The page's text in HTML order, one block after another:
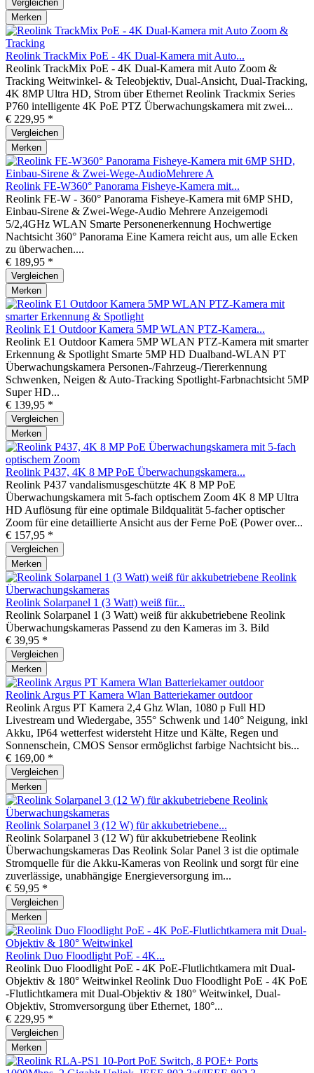
Vergleichen
Merken
Reolink TrackMix PoE - 4K Dual-Kamera mit Auto...
Reolink TrackMix PoE - 4K Dual-Kamera mit Auto Zoom &
Tracking Weitwinkel- & Teleobjektiv, Dual-Ansicht, Dual-Tracking,
4K 8MP Ultra HD, Strom über Ethernet Reolink Trackmix Series
P760 intelligente 4K PoE PTZ Überwachungskamera mit zwei...
€ 229,95 *
Vergleichen
Merken
Reolink FE-W360° Panorama Fisheye-Kamera mit...
Reolink FE-W - 360° Panorama Fisheye-Kamera mit 6MP SHD,
Einbau-Sirene & Zwei-Wege-Audio Mehrere Anzeigemodi
5/2,4GHz WLAN Smarte Personenerkennung Hochwertige
Nachtsicht 360° Panorama Eine Kamera reicht aus, um alle Ecken
zu überwachen....
€ 189,95 *
Vergleichen
Merken
Reolink E1 Outdoor Kamera 5MP WLAN PTZ-Kamera...
Reolink E1 Outdoor Kamera 5MP WLAN PTZ-Kamera mit smarter
Erkennung & Spotlight Smarte 5MP HD Dualband-WLAN PT
Überwachungskamera Personen-/Fahrzeug-/Tiererkennung
Schwenken, Neigen & Auto-Tracking Spotlight-Farbnachtsicht 5MP
Super HD...
€ 139,95 *
Vergleichen
Merken
Reolink P437, 4K 8 MP PoE Überwachungskamera...
Reolink P437 vandalismusgeschützte 4K 8 MP PoE
Überwachungskamera mit 5-fach optischem Zoom 4K 8 MP Ultra
HD Auflösung für eine optimale Bildqualität 5-facher optischer
Zoom für eine detaillierte Ansicht aus der Ferne PoE (Power over...
€ 157,95 *
Vergleichen
Merken
Reolink Solarpanel 1 (3 Watt) weiß für...
Reolink Solarpanel 1 (3 Watt) weiß für akkubetriebene Reolink
Überwachungskameras Passend zu den Kameras im 3. Bild
€ 39,95 *
Vergleichen
Merken
Reolink Argus PT Kamera Wlan Batteriekamer outdoor
Reolink Argus PT Kamera 2,4 Ghz Wlan, 1080 p Full HD
Livestream und Wiedergabe, 355° Schwenk und 140° Neigung, inkl
Akku, IP64 wetterfest widersteht Hitze und Kälte, Regen und
Sonnenschein, CMOS Sensor ermöglichst farbige Nachtsicht bis...
€ 169,00 *
Vergleichen
Merken
Reolink Solarpanel 3 (12 W) für akkubetriebene...
Reolink Solarpanel 3 (12 W) für akkubetriebene Reolink
Überwachungskameras Das Reolink Solar Panel 3 ist die optimale
Stromquelle für die Akku-Kameras von Reolink und sorgt für eine
zuverlässige, unabhängige Energieversorgung im...
€ 59,95 *
Vergleichen
Merken
Reolink Duo Floodlight PoE - 4K...
Reolink Duo Floodlight PoE - 4K PoE-Flutlichtkamera mit Dual-
Objektiv & 180° Weitwinkel Reolink Duo Floodlight PoE - 4K PoE
-Flutlichtkamera mit Dual-Objektiv & 180° Weitwinkel, Dual-
Objektiv, Stromversorgung über Ethernet, 180°...
€ 229,95 *
Vergleichen
Merken